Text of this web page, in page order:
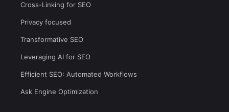
Cross-Linking for SEO
Privacy focused
Transformative SEO
Leveraging AI for SEO
Efficient SEO: Automated Workflows
Ask Engine Optimization